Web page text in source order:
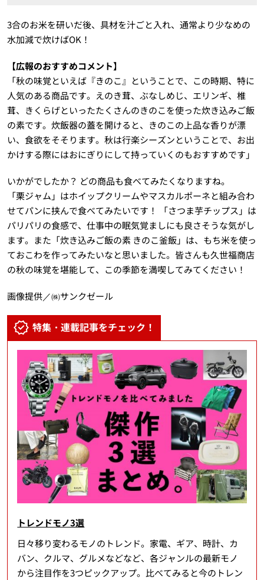
3合のお米を研いだ後、具材を汁ごと入れ、通常より少なめの
水加減で炊けばOK！
【広報のおすすめコメント】
「秋の味覚といえば『きのこ』ということで、この時期、特に
人気のある商品です。 えのき茸、ぶなしめじ、エリンギ、椎
茸、きくらげといったたくさんのきのこを使った炊き込みご飯
の素です。炊飯器の蓋を開けると、きのこの上品な香りが漂
い、食欲をそそります。秋は行楽シーズンということで、お出
かけする際にはおにぎりにして持っていくのもおすすめです」
いかがでしたか？ どの商品も食べてみたくなりますね。
「栗ジャム」はホイップクリームやマスカルポーネと組み合わ
せてパンに挟んで食べてみたいです！ 「さつま芋チップス」は
パリパリの食感で、仕事中の眠気覚ましにも良さそうな気がし
ます。また「炊き込みご飯の素 きのこ釜飯」は、もち米を使っ
ておこわを作ってみたいなと思いました。皆さんも久世福商店
の秋の味覚を堪能して、この季節を満喫してみてください！
画像提供／㈱サンクゼール
特集・連載記事をチェック！
トレンドモノ3選
日々移り変わるモノのトレンド。家電、ギア、時計、カ
バン、クルマ、グルメなどなど、各ジャンルの最新モノ
から注目作を3つピックアップ。比べてみると今のトレン